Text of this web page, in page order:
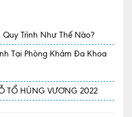
khám bệnh tại Dr. Binh
khám BHYT
năng lực phòng khám
Trình Như Thế Nào?
Tại Phòng Khám Đa Khoa
TỔ HÙNG VƯƠNG 2022